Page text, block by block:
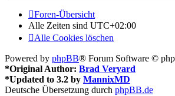
Foren-Übersicht
Alle Zeiten sind UTC+02:00
Alle Cookies löschen
Powered by phpBB® Forum Software ©
*Original Author: Brad Veryard
*Updated to 3.2 by MannixMD
Deutsche Übersetzung durch phpBB.de